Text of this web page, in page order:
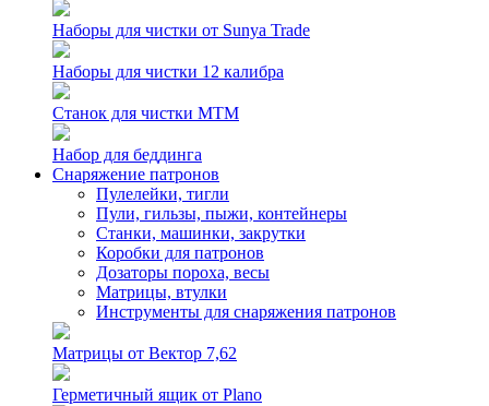
Наборы для чистки от Sunya Trade
Наборы для чистки 12 калибра
Станок для чистки MTM
Набор для беддинга
Снаряжение патронов
Пулелейки, тигли
Пули, гильзы, пыжи, контейнеры
Станки, машинки, закрутки
Коробки для патронов
Дозаторы пороха, весы
Матрицы, втулки
Инструменты для снаряжения патронов
Матрицы от Вектор 7,62
Герметичный ящик от Plano